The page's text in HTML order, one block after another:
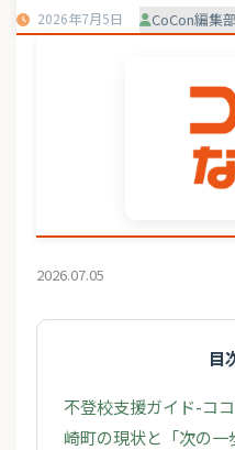
2026年7月5日 CoCon編集部
2026.07.05
目
不登校支援ガイド-コ
崎町の現状と「次の一